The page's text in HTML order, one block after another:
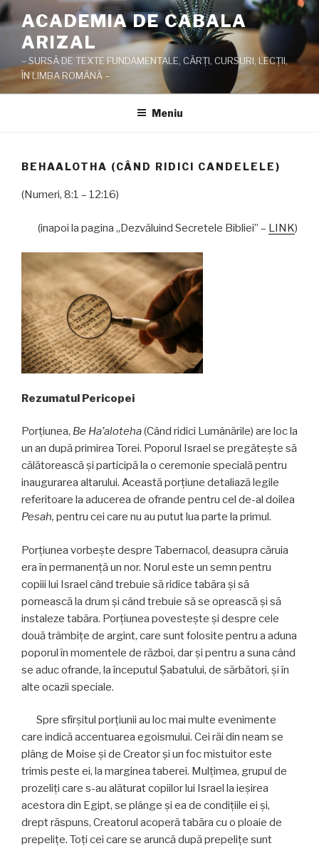
Sari
la
conținut
ACADEMIA DE CABALA
ARIZAL
– SURSĂ DE TEXTE FUNDAMENTALE, CĂRŢI, CURSURI, LECŢII,
ÎN LIMBA ROMÂNĂ –
Meniu
BEHAALOTHA (CÂND RIDICI CANDELELE)
(Numeri, 8:1 – 12:16)
(inapoi la pagina „Dezvăluind Secretele Bibliei” – LINK)
Rezumatul Pericopei
Porțiunea, Be Ha’aloteha(Când ridici Lumânările) are loc la
un an după primirea Torei. Poporul Israel se pregătește să
călătorească și participă la o ceremonie specială pentru
inaugurarea altarului. Această porțiune detaliază legile
referitoare la aducerea de ofrande pentru cel de-al doilea
Pesah, pentru cei care nu au putut lua parte la primul.
Porțiunea vorbește despre Tabernacol, deasupra căruia
era în permanenţă un nor. Norul este un semn pentru
copiii lui Israel când trebuie să ridice tabăra și să
pornească la drum și când trebuie să se oprească şi să
instaleze tabăra. Porțiunea povestește și despre cele
două trâmbițe de argint, care sunt folosite pentru a aduna
poporul în momentele de război, dar şi pentru a suna când
se aduc ofrande, la începutul Şabatului, de sărbători, și în
alte ocazii speciale.
Spre sfîrșitul porțiunii au loc mai multe evenimente
care indică accentuarea egoismului. Cei răi din neam se
plâng de Moise și de Creator și un foc mistuitor este
trimis peste ei, la marginea taberei. Mulţimea, grupul de
prozeliți care s-au alăturat copiilor lui Israel la ieșirea
acestora din Egipt, se plânge şi ea de condiţiile ei și,
drept răspuns, Creatorul acoperă tabăra cu o ploaie de
prepelițe. Toţi cei care se aruncă după prepelițe sunt